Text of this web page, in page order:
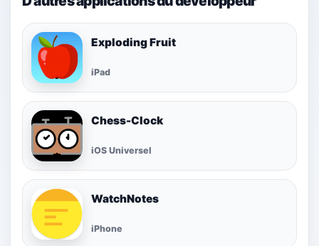
Exploding Fruit
iPad
Chess-Clock
iOS Universel
WatchNotes
iPhone